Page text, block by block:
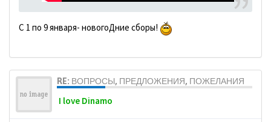
С 1 по 9 января- новогоДние сборы!
RE: ВОПРОСЫ, ПРЕДЛОЖЕНИЯ, ПОЖЕЛАНИЯ
I love Dinamo